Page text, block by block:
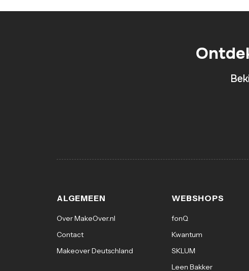
ALGEMEEN
Over MakeOver.nl
Contact
Makeover Deutschland
WEBSHOPS
fonQ
Kwantum
SKLUM
Leen Bakker